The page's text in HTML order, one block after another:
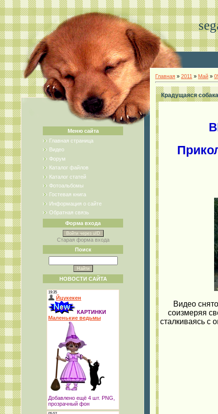
Меню сайта
Главная страница
Видео
Форум
Каталог файлов
Каталог статей
Фотоальбомы
Гостевая книга
Информация о сайте
Обратная связь
Форма входа
Войти через uID
Старая форма входа
Поиск
НОВОСТИ САЙТА
Главная » 2011 » Май »
Крадущаяся
Видео
соизмеряя
сталкиваясь с